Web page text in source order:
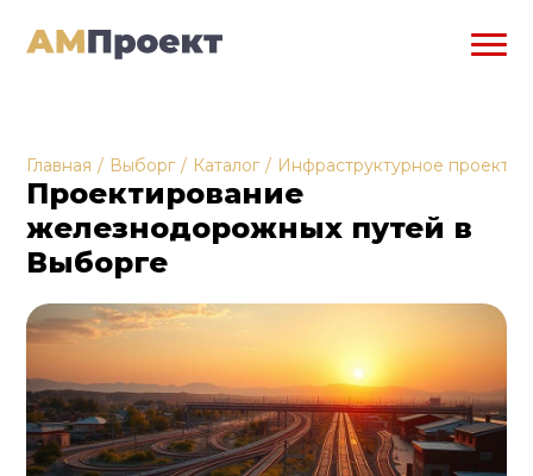
Главная / Выборг / Каталог / Инфраструктурное
Проектирование
железнодорожных путей в
Выборге